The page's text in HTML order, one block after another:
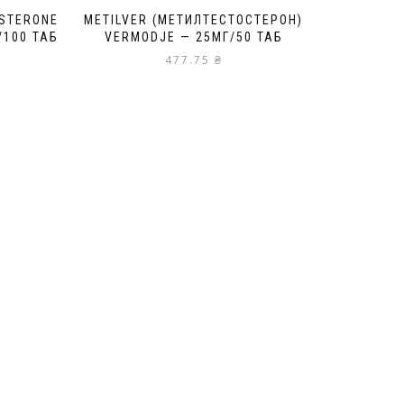
ТАБ
METILVER (МЕТИЛТЕСТОСТЕРОН)
VERMODJE — 25МГ/50 ТАБ
477.75 ₴